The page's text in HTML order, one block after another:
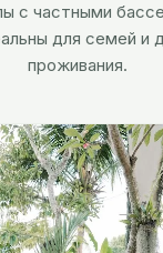
с частными
для семей и
проживания.